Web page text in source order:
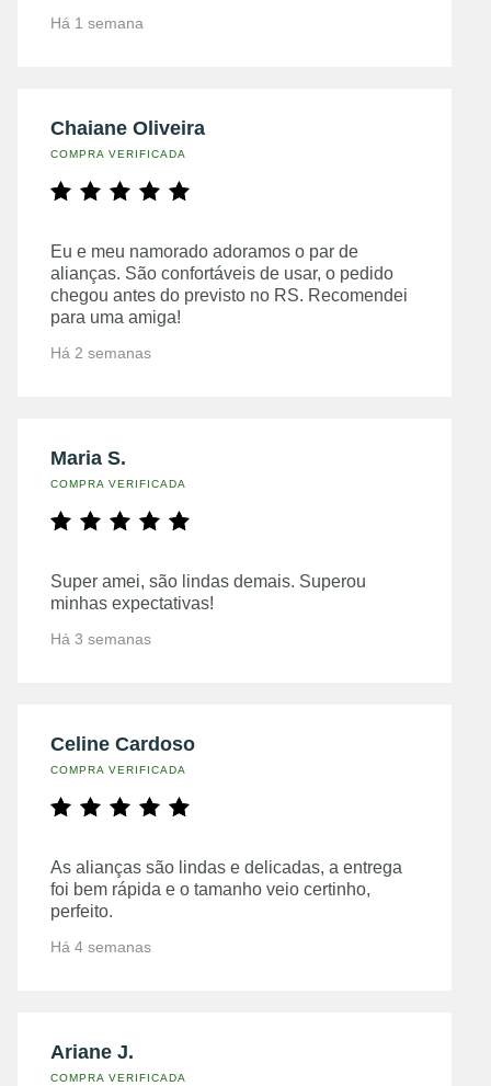
Há 1 semana
Chaiane Oliveira
COMPRA VERIFICADA
Eu e meu namorado adoramos o par de
alianças. São confortáveis de usar, o pedido
chegou antes do previsto no RS. Recomendei
para uma amiga!
Há 2 semanas
Maria S.
COMPRA VERIFICADA
Super amei, são lindas demais. Superou
minhas expectativas!
Há 3 semanas
Celine Cardoso
COMPRA VERIFICADA
As alianças são lindas e delicadas, a entrega
foi bem rápida e o tamanho veio certinho,
perfeito.
Há 4 semanas
Ariane J.
COMPRA VERIFICADA